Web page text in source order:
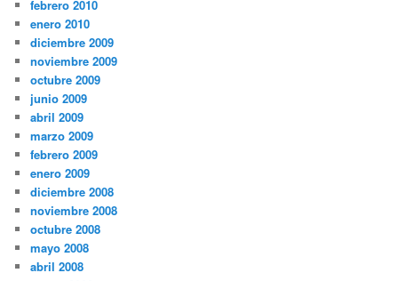
febrero 2010
enero 2010
diciembre 2009
noviembre 2009
octubre 2009
junio 2009
abril 2009
marzo 2009
febrero 2009
enero 2009
diciembre 2008
noviembre 2008
octubre 2008
mayo 2008
abril 2008